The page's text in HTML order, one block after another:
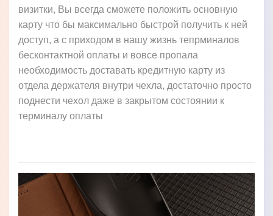
визитки, Вы всегда сможете положить основную
карту что бы максимально быстрой получить к ней
доступ, а с приходом в нашу жизнь тепрминалов
бесконтактной оплаты и вовсе пропала
необходимость доставать кредитную карту из
отдела держателя внутри чехла, достаточно просто
поднести чехол даже в закрытом состоянии к
терминалу оплаты